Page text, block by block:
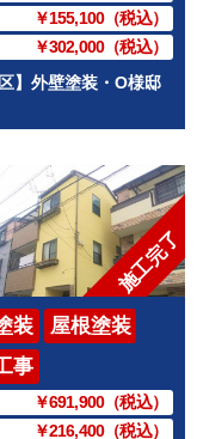
￥155,100（税込）
￥302,000（税込）
区】外壁塗装・O様邸
施工完了
装
屋根塗装
事
￥691,900（税込）
￥216,400（税込）